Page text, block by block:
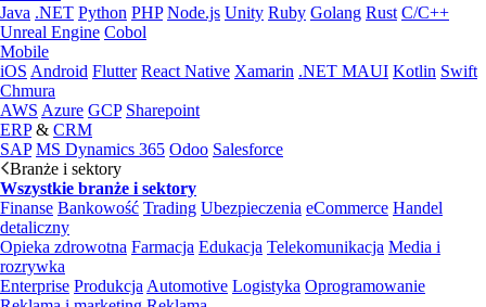
Java .NET Python PHP Node.js Unity Ruby Golang Rust C/C++
Unreal Engine Cobol
Mobile
iOS Android Flutter React Native Xamarin .NET MAUI Kotlin Swift
Chmura
AWS Azure GCP Sharepoint
ERP& CRM
SAP MS Dynamics 365 Odoo Salesforce
Branże i sektory
Wszystkie branże i sektory
Finanse Bankowość Trading Ubezpieczenia eCommerce Handel
detaliczny
Opieka zdrowotna Farmacja Edukacja Telekomunikacja Media i
rozrywka
Enterprise Produkcja Automotive Logistyka Oprogramowanie